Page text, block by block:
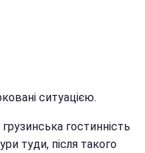
ситуацією.
гостинність
туди, після такого